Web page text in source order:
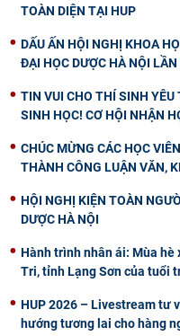
TOÀN DIỆN TẠI HUP
DẤU ẤN HỘI NGHỊ KHOA
ĐẠI HỌC DƯỢC HÀ NỘI
TIN VUI CHO THÍ SINH YÊU
SINH HỌC! CƠ HỘI NHẬN
CHÚC MỪNG CÁC HỌC
THÀNH CÔNG LUẬN VĂN,
HỘI NGHỊ KIỆN TOÀN
DƯỢC HÀ NỘI
Hành trình nhân ái: Mùa hè
Tri, tỉnh Lạng Sơn của tuổi
HUP 2026 – Livestream tư
hướng tương lai cho hàng